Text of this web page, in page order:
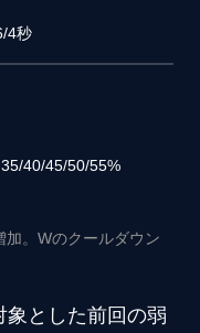
4秒
35/40/45/50/55%
。Wのクールダウン
とした前回の弱